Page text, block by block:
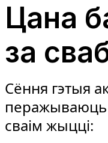
Цана
за
Сёння гэтыя
перажываюць
сваім жыцці: